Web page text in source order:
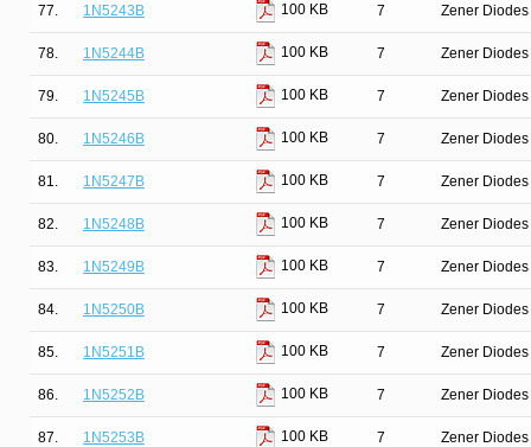
77. 1N5243B 100 KB 7 Zener
78. 1N5244B 100 KB 7 Zener
79. 1N5245B 100 KB 7 Zener
80. 1N5246B 100 KB 7 Zener
81. 1N5247B 100 KB 7 Zener
82. 1N5248B 100 KB 7 Zener
83. 1N5249B 100 KB 7 Zener
84. 1N5250B 100 KB 7 Zener
85. 1N5251B 100 KB 7 Zener
86. 1N5252B 100 KB 7 Zener
87. 1N5253B 100 KB 7 Zener